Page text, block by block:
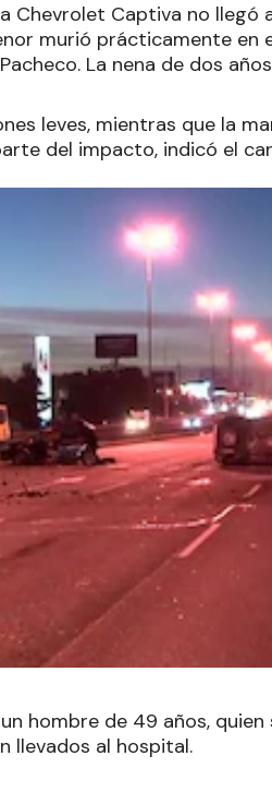
Chevrolet Captiva no
murió prácticamente en
La nena de dos
leves, mientras que la
del impacto, indicó el
hombre de 49 años, quien
llevados al hospital.